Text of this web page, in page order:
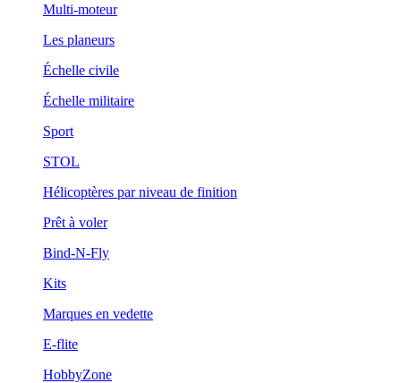
Multi-moteur
Les planeurs
Échelle civile
Échelle militaire
Sport
STOL
Hélicoptères par niveau de finition
Prêt à voler
Bind-N-Fly
Kits
Marques en vedette
E-flite
HobbyZone